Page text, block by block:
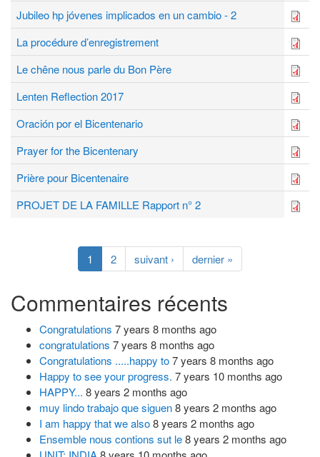
Jubileo hp jóvenes implicados en un cambio - 2
La procédure d’enregistrement
Le chêne nous parle du Bon Père
Lenten Reflection 2017
Oración por el Bicentenario
Prayer for the Bicentenary
Prière pour Bicentenaire
PROJET DE LA FAMILLE Rapport n° 2
1 2 suivant › dernier »
Commentaires récents
Congratulations 7 years 8 months ago
congratulations 7 years 8 months ago
Congratulations .....happy to7 years 8 months ago
Happy to see your progress. 7 years 10 months ago
HAPPY... 8 years 2 months ago
muy lindo trabajo que siguen8 years 2 months ago
I am happy that we also8 years 2 months ago
Ensemble nous contions sut le8 years 2 months ago